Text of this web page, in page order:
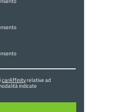
carAffinityrelative ad
indicate